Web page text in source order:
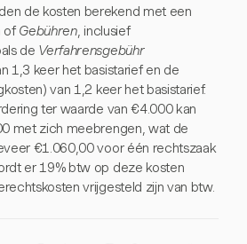
de kosten berekend met een
of Gebühren, inclusief
de Verfahrensgebühr
1,3 keer het basistarief en de
van 1,2 keer het basistarief.
ter waarde van €4.000 kan
met zich meebrengen, wat de
€1.060,00 voor één rechtszaak
er 19% btw op deze kosten
vrijgesteld zijn van btw.